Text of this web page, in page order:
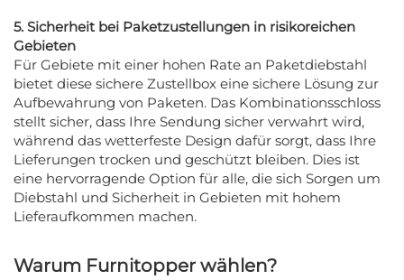
5. Sicherheit bei Paketzustellungen in risikoreichen
Gebieten
Für Gebiete mit einer hohen Rate an Paketdiebstahl
bietet diese sichere Zustellbox eine sichere Lösung zur
Aufbewahrung von Paketen. Das Kombinationsschloss
stellt sicher, dass Ihre Sendung sicher verwahrt wird,
während das wetterfeste Design dafür sorgt, dass Ihre
Lieferungen trocken und geschützt bleiben. Dies ist
eine hervorragende Option für alle, die sich Sorgen um
Diebstahl und Sicherheit in Gebieten mit hohem
Lieferaufkommen machen.
Warum Furnitopper wählen?